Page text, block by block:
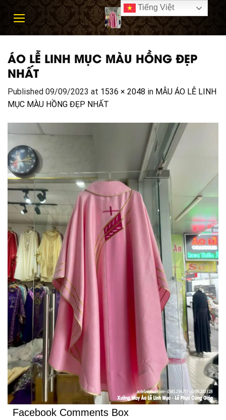
ÁO LỄ LINH MỤC MÀU HỒNG ĐẸP
NHẤT
Published 09/09/2023 at 1536 × 2048 in MẪU ÁO LỄ LINH
MỤC MÀU HỒNG ĐẸP NHẤT
Facebook Comments Box
Tiếng Việt